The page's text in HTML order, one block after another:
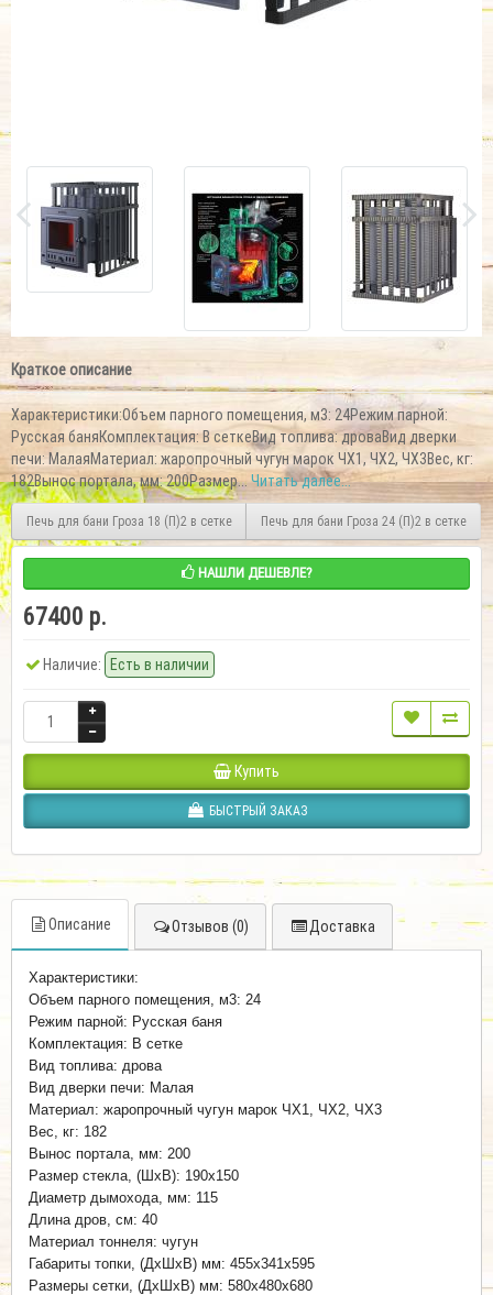
Краткое описание
Характеристики:Объем парного помещения, м3: 24Режим парной:
Русская баняКомплектация: В сеткеВид топлива: дроваВид дверки
печи: МалаяМатериал: жаропрочный чугун марок ЧХ1, ЧХ2, ЧХ3Вес, кг:
182Вынос портала, мм: 200Размер...Читать далее...
Печь для бани Гроза 18 (П)2 в сетке Печь для бани Гроза 24 (П)2 в сетке
НАШЛИ ДЕШЕВЛЕ?
67400 р.
Наличие: Есть в наличии
Купить
БЫСТРЫЙ ЗАКАЗ
Описание Отзывов (0) Доставка
Характеристики:
Объем парного помещения, м3: 24
Режим парной: Русская баня
Комплектация: В сетке
Вид топлива: дрова
Вид дверки печи: Малая
Материал: жаропрочный чугун марок ЧХ1, ЧХ2, ЧХ3
Вес, кг: 182
Вынос портала, мм: 200
Размер стекла, (ШхВ): 190x150
Диаметр дымохода, мм: 115
Длина дров, см: 40
Материал тоннеля: чугун
Габариты топки, (ДхШхВ) мм: 455х341х595
Размеры сетки, (ДхШхВ) мм: 580х480х680